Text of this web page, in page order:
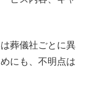
葬儀社ごとに異
にも、不明点は